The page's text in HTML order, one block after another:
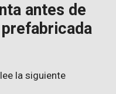
antes de
la siguiente